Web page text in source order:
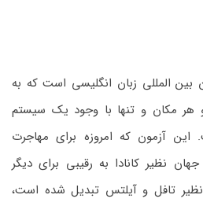
بین المللی زبان انگلیسی است که به
هر مکان و تنها با وجود یک سیستم
این آزمون که امروزه برای مهاجرت
نظیر کانادا به رقیبی برای دیگر
نظیر تافل و آیلتس تبدیل شده است،